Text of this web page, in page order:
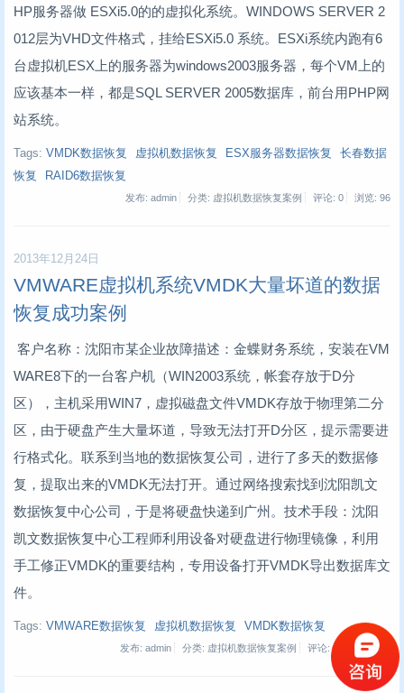
HP服务器做 ESXi5.0的的虚拟化系统。WINDOWS SERVER 2
012层为VHD文件格式，挂给ESXi5.0 系统。ESXi系统内跑有6
台虚拟机ESX上的服务器为windows2003服务器，每个VM上的
应该基本一样，都是SQL SERVER 2005数据库，前台用PHP网
站系统。
Tags: VMDK数据恢复 虚拟机数据恢复 ESX服务器数据恢复
长春数据
恢复
RAID6数据恢复
发布: admin 分类: 虚拟机数据恢复案例 评论: 0 浏览: 96
2013年12月24日
VMWARE虚拟机系统VMDK大量坏道的数据
恢复成功案例
客户名称：沈阳市某企业故障描述：金蝶财务系统，安装在VM
WARE8下的一台客户机（WIN2003系统，帐套存放于D分
区），主机采用WIN7，虚拟磁盘文件VMDK存放于物理第二分
区，由于硬盘产生大量坏道，导致无法打开D分区，提示需要进
行格式化。联系到当地的数据恢复公司，进行了多天的数据修
复，提取出来的VMDK无法打开。通过网络搜索找到沈阳凯文
数据恢复中心公司，于是将硬盘快递到广州。技术手段：沈阳
凯文数据恢复中心工程师利用设备对硬盘进行物理镜像，利用
手工修正VMDK的重要结构，专用设备打开VMDK导出数据库文
件。
Tags: VMWARE数据恢复 虚拟机数据恢复 VMDK数据恢复
发布: admin 分类: 虚拟机数据恢复案例 评论: 0 浏览: 482